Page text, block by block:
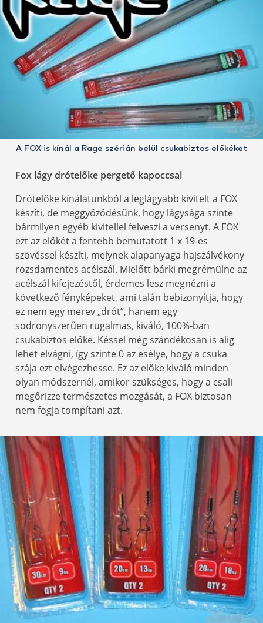
A FOX is kínál a Rage szérián belül csukabiztos előkéket
Fox lágy drótelőke pergető kapoccsal
Drótelőke kínálatunkból a leglágyabb kivitelt a FOX
készíti, de meggyőződésünk, hogy lágysága szinte
bármilyen egyéb kivitellel felveszi a versenyt. A FOX
ezt az előkét a fentebb bemutatott 1 x 19-es
szövéssel készíti, melynek alapanyaga hajszálvékony
rozsdamentes acélszál. Mielőtt bárki megrémülne az
acélszál kifejezéstől, érdemes lesz megnézni a
következő fényképeket, ami talán bebizonyítja, hogy
ez nem egy merev „drót”, hanem egy
sodronyszerűen rugalmas, kiváló, 100%-ban
csukabiztos előke. Késsel még szándékosan is alig
lehet elvágni, így szinte 0 az esélye, hogy a csuka
szája ezt elvégezhesse. Ez az előke kiváló minden
olyan módszernél, amikor szükséges, hogy a csali
megőrizze természetes mozgását, a FOX biztosan
nem fogja tompítani azt.